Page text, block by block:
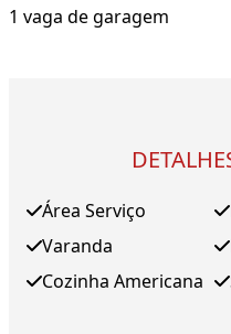
1 vaga de garagem
Área Serviço
Varanda
Cozinha Americana